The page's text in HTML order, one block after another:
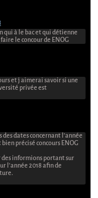
qui à le bac et qui détienne
le concour de ENOG
et j aimerai savoir si une
privée est
dates concernant l’année
précisé concours ENOG
des informions portant sur
l’année 2018 afin de